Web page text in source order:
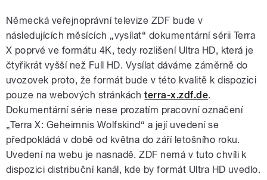
Německá veřejnoprávní televize ZDF bude v
následujících měsících „vysílat“ dokumentární sérii Terra
X poprvé ve formátu 4K, tedy rozlišení Ultra HD, která je
čtyřikrát vyšší než Full HD. Vysílat dáváme záměrně do
uvozovek proto, že formát bude v této kvalitě k dispozici
pouze na webových stránkáchterra-x.zdf.de.
Dokumentární série nese prozatím pracovní označení
„Terra X: Geheimnis Wolfskind“ a její uvedení se
předpokládá v době od května do září letošního roku.
Uvedení na webu je nasnadě. ZDF nemá v tuto chvíli k
dispozici distribuční kanál, kde by formát Ultra HD uvedlo.